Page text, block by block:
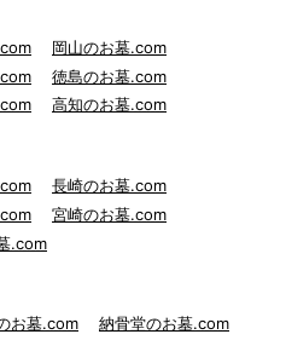
岡山のお墓.com
徳島のお墓.com
高知のお墓.com
長崎のお墓.com
宮崎のお墓.com
.com
お墓.com 納骨堂のお墓.com